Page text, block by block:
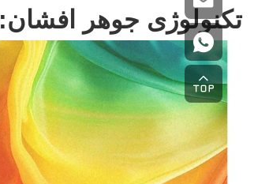
تکنولوژی جوهر افشان: